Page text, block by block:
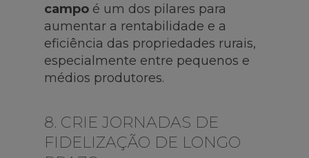
campo é um dos pilares para
aumentar a rentabilidade e a
eficiência das propriedades rurais,
especialmente entre pequenos e
médios produtores.
8. CRIE JORNADAS DE
FIDELIZAÇÃO DE LONGO